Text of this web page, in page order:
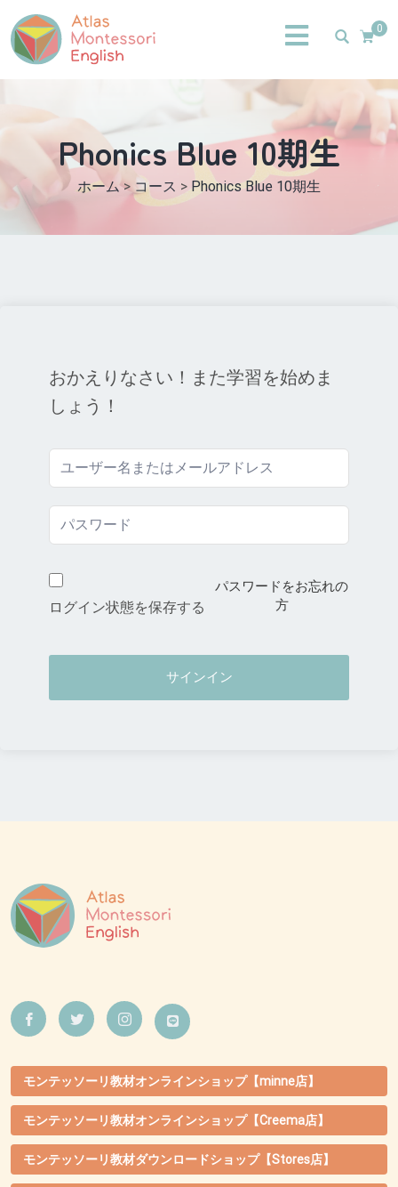
0
Phonics Blue 10期生
ホーム> コース > Phonics Blue 10期生
おかえりなさい！また学習を始めま
しょう！
ログイン状態を保存する
パスワードをお忘れの
方
サインイン
モンテッソーリ教材オンラインショップ【minne店】
モンテッソーリ教材オンラインショップ【Creema店】
モンテッソーリ教材ダウンロードショップ【Stores店】